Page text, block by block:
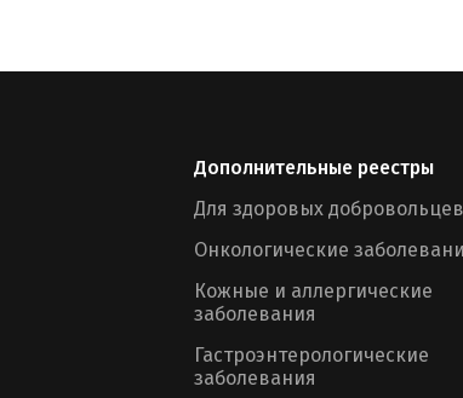
Дополнительные реестры
Для здоровых добровольцев
Онкологические
Кожные и аллергические
заболевания
Гастроэнтерологические
заболевания